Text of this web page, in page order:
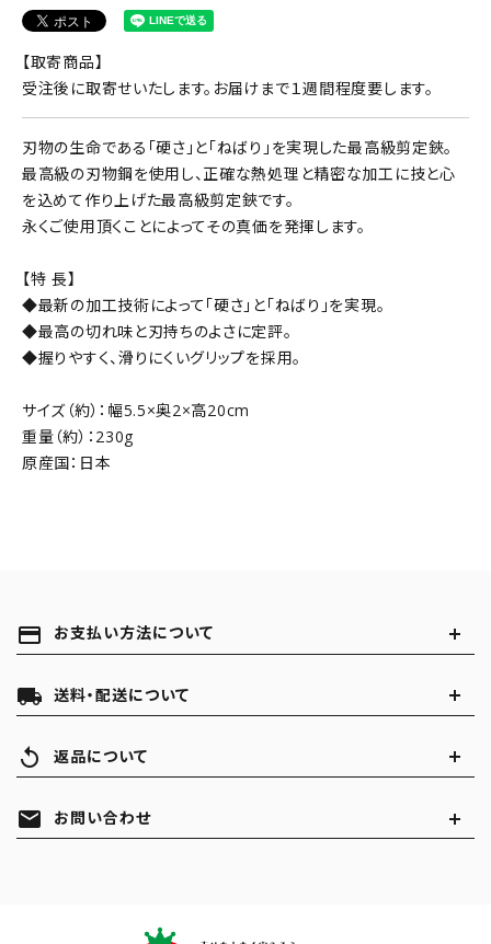
【取寄商品】
受注後に取寄せいたします。お届けまで１週間程度要します。
刃物の生命である「硬さ」と「ねばり」を実現した最高級剪定鋏。
最高級の刃物鋼を使用し、正確な熱処理と精密な加工に技と心
を込めて作り上げた最高級剪定鋏です。
永くご使用頂くことによってその真価を発揮します。
【特 長】
◆最新の加工技術によって「硬さ」と「ねばり」を実現。
◆最高の切れ味と刃持ちのよさに定評。
◆握りやすく、滑りにくいグリップを採用。
サイズ（約）：幅5.5×奥2×高20cm
重量（約）：230g
原産国：日本
payment お支払い方法について
local_shipping 送料・配送について
replay 返品について
mail お問い合わせ